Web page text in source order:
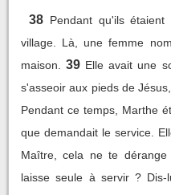
38 Pendant qu'ils
village. Là, une femme
maison.
39 Elle avait une
s'asseoir aux pieds de
Pendant ce temps, Marthe
que demandait le service.
Maître, cela ne te
laisse seule à servir ? Dis-